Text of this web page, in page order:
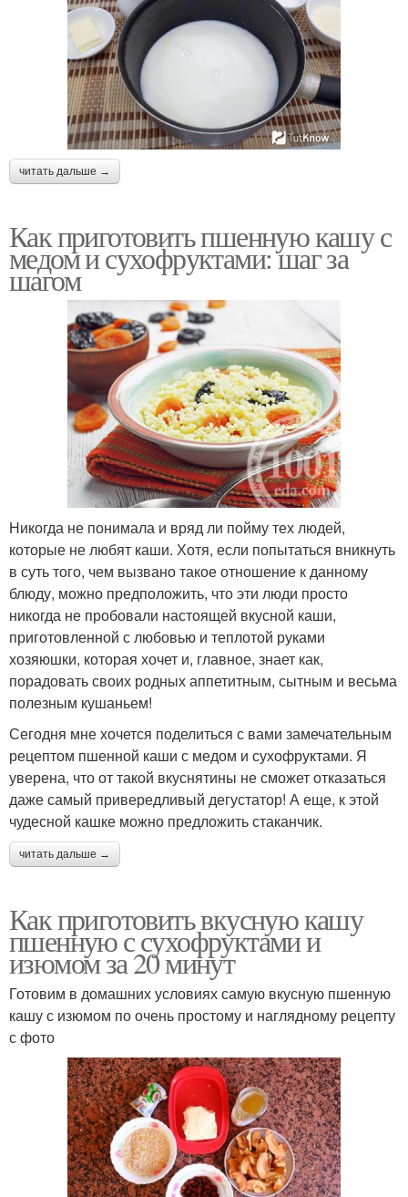
читать дальше →
Как приготовить пшенную кашу с
медом и сухофруктами: шаг за
шагом
Никогда не понимала и вряд ли пойму тех людей,
которые не любят каши. Хотя, если попытаться вникнуть
в суть того, чем вызвано такое отношение к данному
блюду, можно предположить, что эти люди просто
никогда не пробовали настоящей вкусной каши,
приготовленной с любовью и теплотой руками
хозяюшки, которая хочет и, главное, знает как,
порадовать своих родных аппетитным, сытным и весьма
полезным кушаньем!
Сегодня мне хочется поделиться с вами замечательным
рецептом пшенной каши с медом и сухофруктами. Я
уверена, что от такой вкуснятины не сможет отказаться
даже самый привередливый дегустатор! А еще, к этой
чудесной кашке можно предложить стаканчик.
читать дальше →
Как приготовить вкусную кашу
пшенную с сухофруктами и
изюмом за 20 минут
Готовим в домашних условиях самую вкусную пшенную
кашу с изюмом по очень простому и наглядному рецепту
с фото